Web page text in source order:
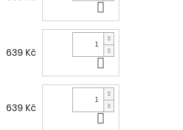
639 Kč
Do košíku
639 Kč
Do košíku